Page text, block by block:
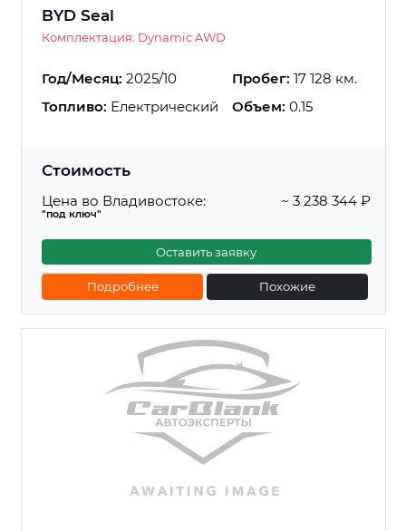
BYD Seal
Комплектация: Dynamic AWD
Год/Месяц: 2025/10 Пробег: 17 128 км.
Топливо: Електрический Объем: 0.15
Стоимость
Цена во Владивостоке:
"под ключ"
~ 3 238 344 ₽
Оставить заявку
Подробнее Похожие